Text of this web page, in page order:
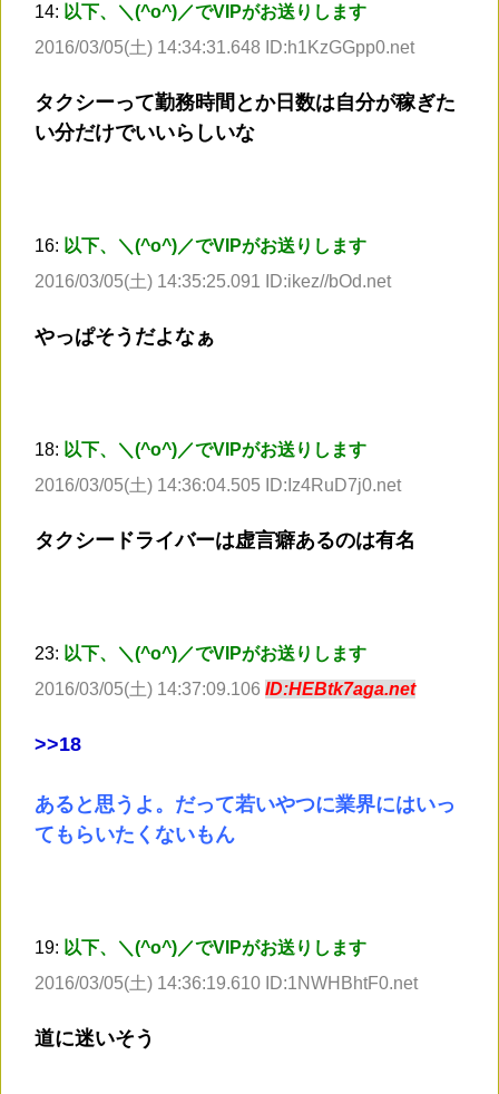
14: 以下、＼(^o^)／でVIPがお送りします
2016/03/05(土) 14:34:31.648 ID:h1KzGGpp0.net
タクシーって勤務時間とか日数は自分が稼ぎた
い分だけでいいらしいな
16: 以下、＼(^o^)／でVIPがお送りします
2016/03/05(土) 14:35:25.091 ID:ikez//bOd.net
やっぱそうだよなぁ
18: 以下、＼(^o^)／でVIPがお送りします
2016/03/05(土) 14:36:04.505 ID:Iz4RuD7j0.net
タクシードライバーは虚言癖あるのは有名
23: 以下、＼(^o^)／でVIPがお送りします
2016/03/05(土) 14:37:09.106 ID:HEBtk7aga.net
>>18
あると思うよ。だって若いやつに業界にはいっ
てもらいたくないもん
19: 以下、＼(^o^)／でVIPがお送りします
2016/03/05(土) 14:36:19.610 ID:1NWHBhtF0.net
道に迷いそう